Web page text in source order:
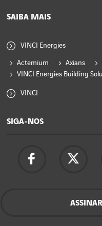
SAIBA MAIS
VINCI Energies
Actemium Axians
VINCI Energies Building
VINCI
SIGA-NOS